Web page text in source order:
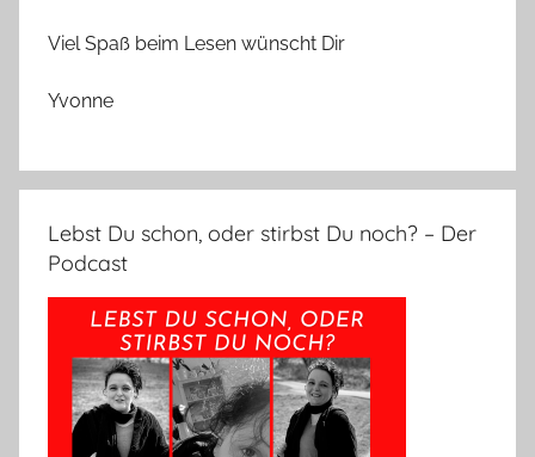
Viel Spaß beim Lesen wünscht Dir
Yvonne
Lebst Du schon, oder stirbst Du noch? – Der
Podcast